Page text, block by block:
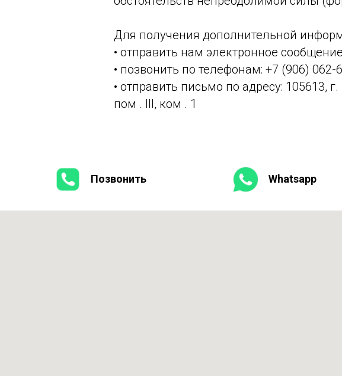
Для получения дополнительной
• отправить нам электронное
• позвонить по телефонам: +7 (906) 062-
• отправить письмо по адресу: 105613,
пом . III, ком . 1
Позвонить Whatsapp